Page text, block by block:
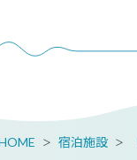
宿泊施設